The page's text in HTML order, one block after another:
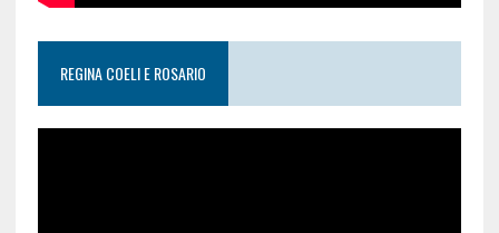
REGINA COELI E ROSARIO